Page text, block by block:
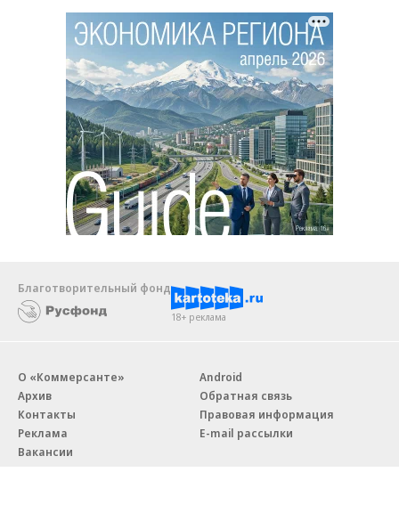
Благотворительный фонд
18+ реклама
О «Коммерсанте»
Архив
Контакты
Реклама
Вакансии
Android
Обратная связь
Правовая информация
E-mail рассылки